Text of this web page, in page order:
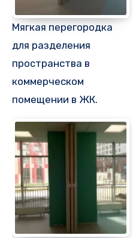
Мягкая перегородка
для разделения
пространства в
коммерческом
помещении в ЖК.